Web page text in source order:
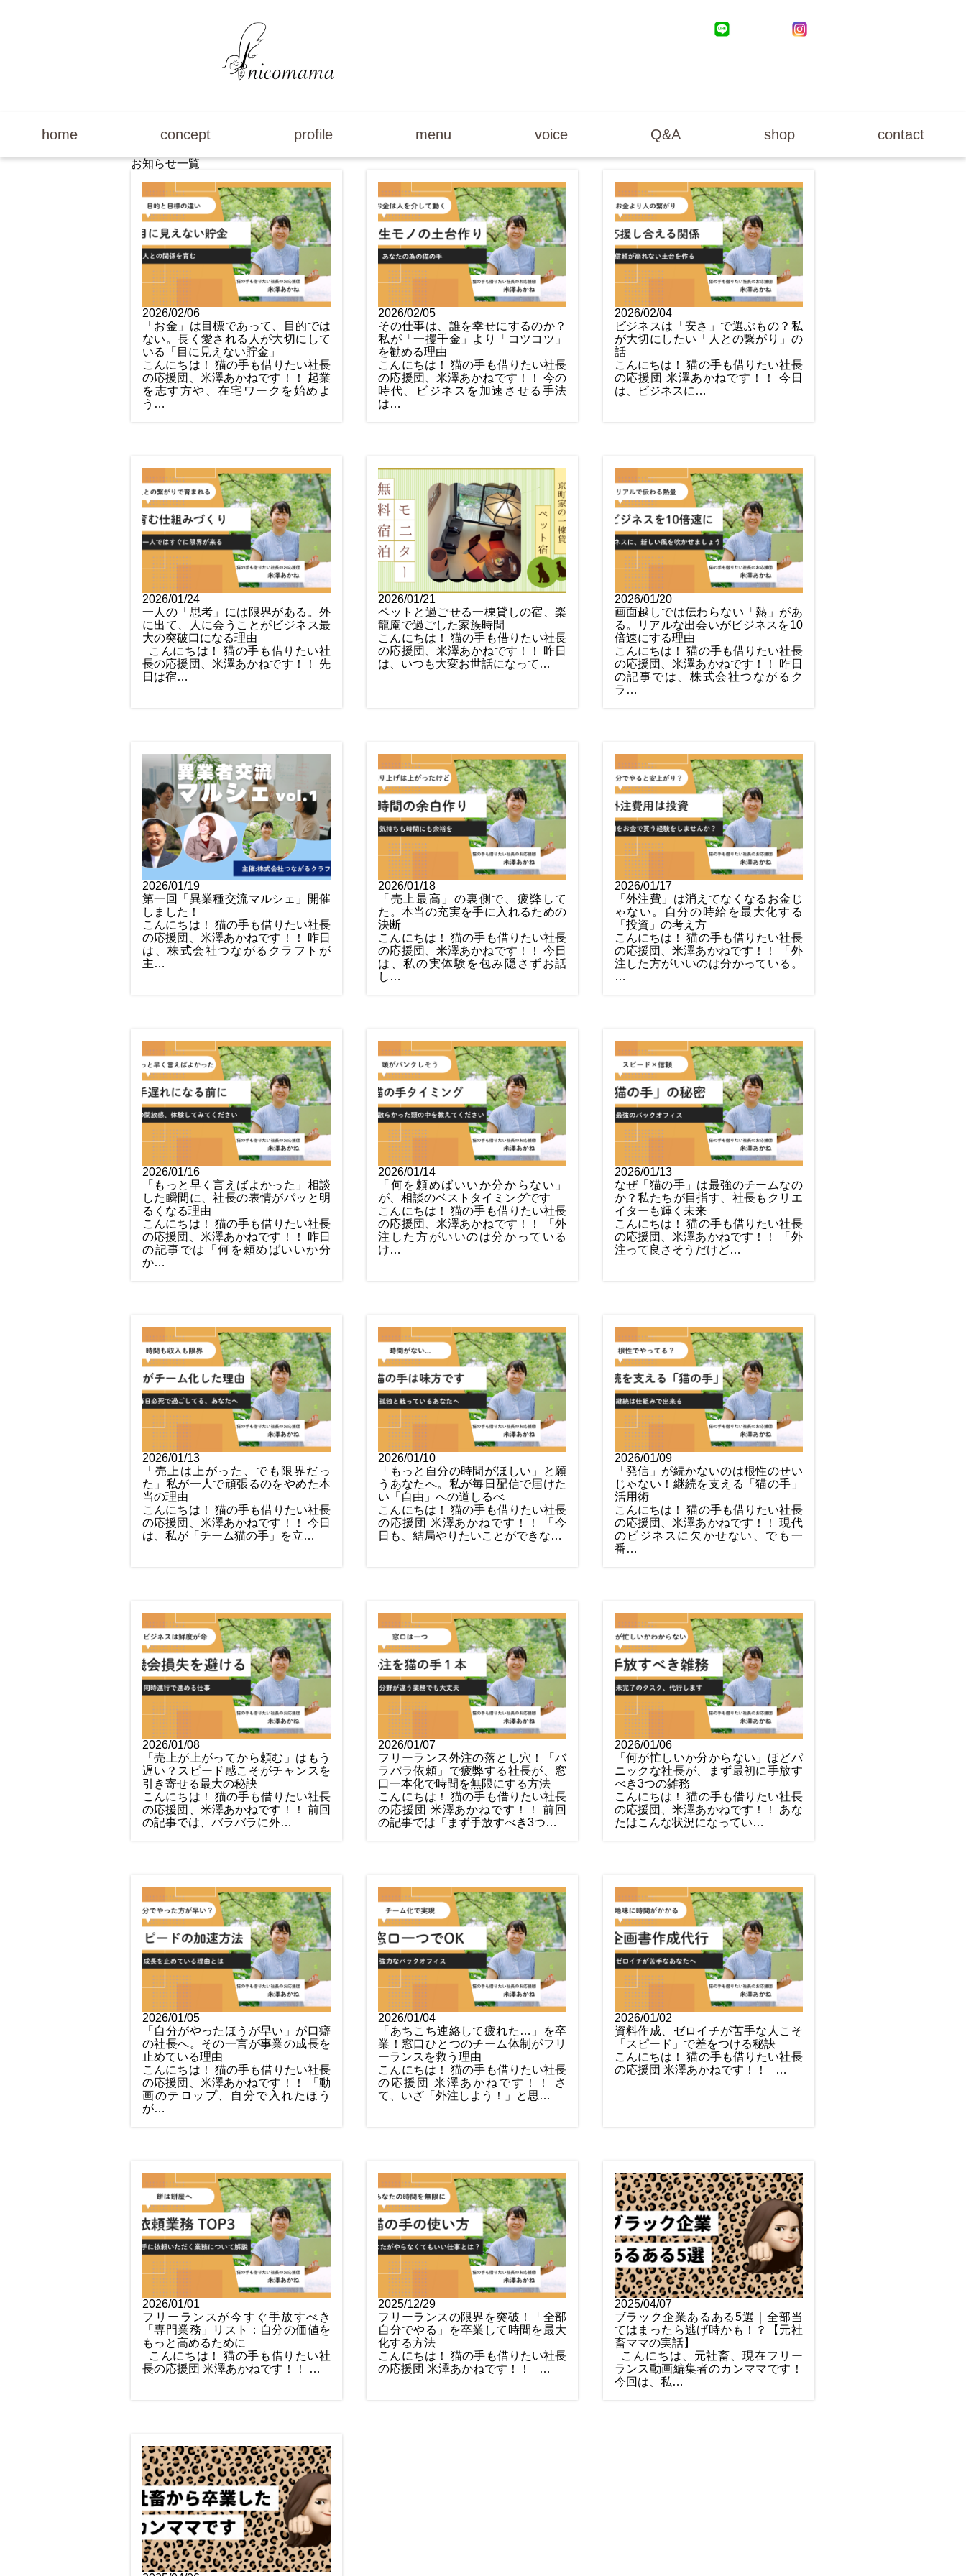
home concept profile menu voice Q&A shop contact
お知らせ一覧
2026/02/06
「お金」は目標であって、目的では
ない。長く愛される人が大切にして
いる「目に見えない貯金」
こんにちは！ 猫の手も借りたい社長
の応援団、米澤あかねです！！ 起業
を志す方や、在宅ワークを始めよ
う…
2026/02/05
その仕事は、誰を幸せにするのか？
私が「一攫千金」より「コツコツ」
を勧める理由
こんにちは！ 猫の手も借りたい社長
の応援団、米澤あかねです！！ 今の
時代、ビジネスを加速させる手法
は…
2026/02/04
ビジネスは「安さ」で選ぶもの？私
が大切にしたい「人との繋がり」の
話
こんにちは！ 猫の手も借りたい社長
の応援団 米澤あかねです！！ 今日
は、ビジネスに…
2026/01/24
一人の「思考」には限界がある。外
に出て、人に会うことがビジネス最
大の突破口になる理由
こんにちは！ 猫の手も借りたい社
長の応援団、米澤あかねです！！ 先
日は宿…
2026/01/21
ペットと過ごせる一棟貸しの宿、楽
龍庵で過ごした家族時間
こんにちは！ 猫の手も借りたい社長
の応援団、米澤あかねです！！ 昨日
は、いつも大変お世話になって…
2026/01/20
画面越しでは伝わらない「熱」があ
る。リアルな出会いがビジネスを10
倍速にする理由
こんにちは！ 猫の手も借りたい社長
の応援団、米澤あかねです！！ 昨日
の記事では、株式会社つながるク
ラ…
2026/01/19
第一回「異業種交流マルシェ」開催
しました！
こんにちは！ 猫の手も借りたい社長
の応援団、米澤あかねです！！ 昨日
は、株式会社つながるクラフトが
主…
2026/01/18
「売上最高」の裏側で、疲弊して
た。本当の充実を手に入れるための
決断
こんにちは！ 猫の手も借りたい社長
の応援団、米澤あかねです！！ 今日
は、私の実体験を包み隠さずお話
し…
2026/01/17
「外注費」は消えてなくなるお金じ
ゃない。自分の時給を最大化する
「投資」の考え方
こんにちは！ 猫の手も借りたい社長
の応援団、米澤あかねです！！ 「外
注した方がいいのは分かっている。
…
2026/01/16
「もっと早く言えばよかった」相談
した瞬間に、社長の表情がパッと明
るくなる理由
こんにちは！ 猫の手も借りたい社長
の応援団、米澤あかねです！！ 昨日
の記事では「何を頼めばいいか分
か…
2026/01/14
「何を頼めばいいか分からない」
が、相談のベストタイミングです
こんにちは！ 猫の手も借りたい社長
の応援団、米澤あかねです！！ 「外
注した方がいいのは分かっている
け…
2026/01/13
なぜ「猫の手」は最強のチームなの
か？私たちが目指す、社長もクリエ
イターも輝く未来
こんにちは！ 猫の手も借りたい社長
の応援団、米澤あかねです！！ 「外
注って良さそうだけど…
2026/01/13
「売上は上がった、でも限界だっ
た」私が一人で頑張るのをやめた本
当の理由
こんにちは！ 猫の手も借りたい社長
の応援団、米澤あかねです！！ 今日
は、私が「チーム猫の手」を立…
2026/01/10
「もっと自分の時間がほしい」と願
うあなたへ。私が毎日配信で届けた
い「自由」への道しるべ
こんにちは！ 猫の手も借りたい社長
の応援団 米澤あかねです！！ 「今
日も、結局やりたいことができな…
2026/01/09
「発信」が続かないのは根性のせい
じゃない！継続を支える「猫の手」
活用術
こんにちは！ 猫の手も借りたい社長
の応援団、米澤あかねです！！ 現代
のビジネスに欠かせない、でも一
番…
2026/01/08
「売上が上がってから頼む」はもう
遅い？スピード感こそがチャンスを
引き寄せる最大の秘訣
こんにちは！ 猫の手も借りたい社長
の応援団、米澤あかねです！！ 前回
の記事では、バラバラに外…
2026/01/07
フリーランス外注の落とし穴！「バ
ラバラ依頼」で疲弊する社長が、窓
口一本化で時間を無限にする方法
こんにちは！ 猫の手も借りたい社長
の応援団 米澤あかねです！！ 前回
の記事では「まず手放すべき3つ…
2026/01/06
「何が忙しいか分からない」ほどパ
ニックな社長が、まず最初に手放す
べき3つの雑務
こんにちは！ 猫の手も借りたい社長
の応援団、米澤あかねです！！ あな
たはこんな状況になってい…
2026/01/05
「自分がやったほうが早い」が口癖
の社長へ。その一言が事業の成長を
止めている理由
こんにちは！ 猫の手も借りたい社長
の応援団、米澤あかねです！！ 「動
画のテロップ、自分で入れたほう
が…
2026/01/04
「あちこち連絡して疲れた…」を卒
業！窓口ひとつのチーム体制がフリ
ーランスを救う理由
こんにちは！ 猫の手も借りたい社長
の応援団 米澤あかねです！！ さ
て、いざ「外注しよう！」と思…
2026/01/02
資料作成、ゼロイチが苦手な人こそ
「スピード」で差をつける秘訣
こんにちは！ 猫の手も借りたい社長
の応援団 米澤あかねです！！ …
2026/01/01
フリーランスが今すぐ手放すべき
「専門業務」リスト：自分の価値を
もっと高めるために
こんにちは！ 猫の手も借りたい社
長の応援団 米澤あかねです！！ …
2025/12/29
フリーランスの限界を突破！「全部
自分でやる」を卒業して時間を最大
化する方法
こんにちは！ 猫の手も借りたい社長
の応援団 米澤あかねです！！ …
2025/04/07
ブラック企業あるある5選｜全部当
てはまったら逃げ時かも！？【元社
畜ママの実話】
こんにちは、元社畜、現在フリー
ランス動画編集者のカンママです！
今回は、私…